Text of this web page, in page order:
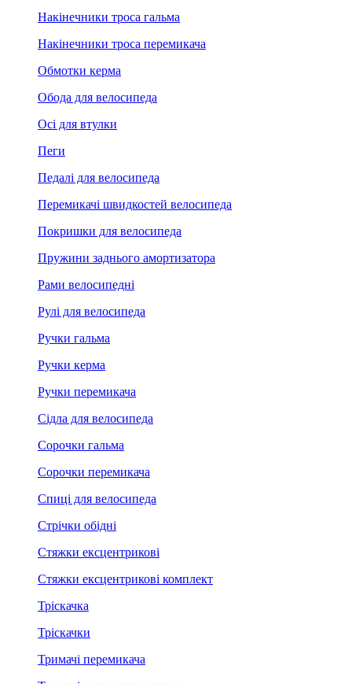
Накінечники троса гальма
Накінечники троса перемикача
Обмотки керма
Обода для велосипеда
Осі для втулки
Пеги
Педалі для велосипеда
Перемикачі швидкостей велосипеда
Покришки для велосипеда
Пружини заднього амортизатора
Рами велосипедні
Рулі для велосипеда
Ручки гальма
Ручки керма
Ручки перемикача
Сідла для велосипеда
Сорочки гальма
Сорочки перемикача
Спиці для велосипеда
Стрічки обідні
Стяжки ексцентрикові
Стяжки ексцентрикові комплект
Тріскачка
Тріскачки
Тримачі перемикача